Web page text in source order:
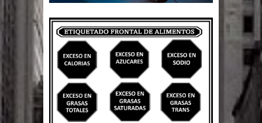
modificaciones al nuevo Código Penal
Diputado Félix Michell Rodríguez
reveló que con Presupuesto
Complementario gobierno endeuda
país con 3,500 millones de dólares